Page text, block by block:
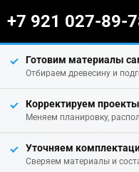
+7 921 027-89-
Готовим материалы
Отбираем древесину и
Корректируем проекты
Меняем планировку,
Уточняем
Сверяем материалы и